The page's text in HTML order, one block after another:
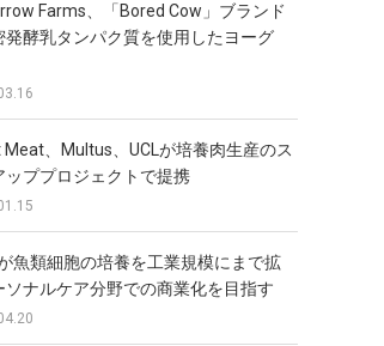
Farms、「Bored Cow」ブランド
発酵乳タンパク質を使用したヨーグ
Meat、Multus、UCLが培養肉生産のス
ッププロジェクトで提携
魚類細胞の培養を工業規模にまで拡
ソナルケア分野での商業化を目指す